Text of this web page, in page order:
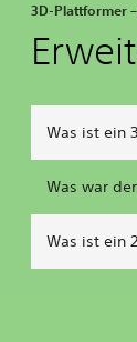
3D-Plattformer
Was ist ein
Was war
Was ist ein